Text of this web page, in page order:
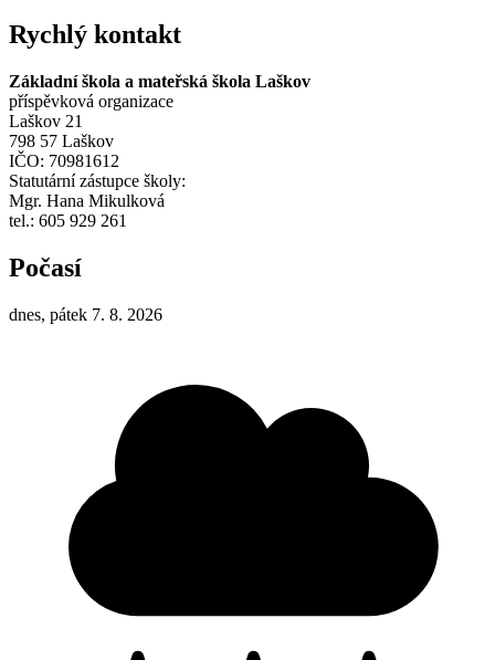
Rychlý kontakt
Základní škola a mateřská škola Laškov
příspěvková organizace
Laškov 21
798 57 Laškov
IČO: 70981612
Statutární zástupce školy:
Mgr. Hana Mikulková
tel.: 605 929 261
Počasí
dnes, pátek 7. 8. 2026